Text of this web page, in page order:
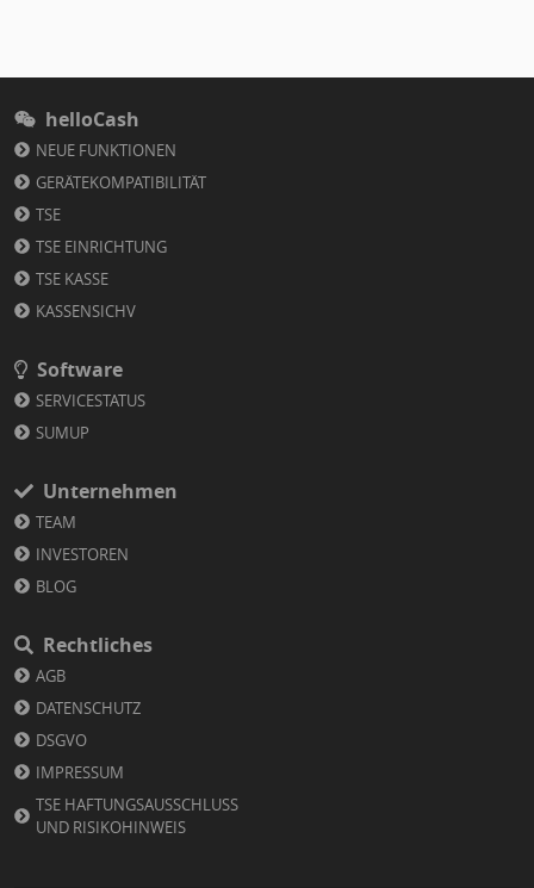
helloCash
NEUE FUNKTIONEN
GERÄTEKOMPATIBILITÄT
TSE
TSE EINRICHTUNG
TSE KASSE
KASSENSICHV
Software
SERVICESTATUS
SUMUP
Unternehmen
TEAM
INVESTOREN
BLOG
Rechtliches
AGB
DATENSCHUTZ
DSGVO
IMPRESSUM
TSE HAFTUNGSAUSSCHLUSS
UND RISIKOHINWEIS